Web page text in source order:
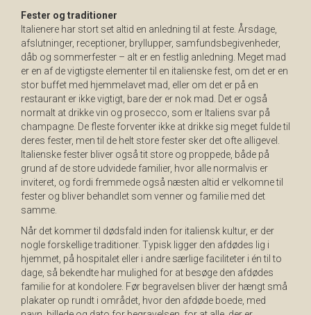
Fester og traditioner
Italienere har stort set altid en anledning til at feste. Årsdage,
afslutninger, receptioner, bryllupper, samfundsbegivenheder,
dåb og sommerfester – alt er en festlig anledning. Meget mad
er en af de vigtigste elementer til en italienske fest, om det er en
stor buffet med hjemmelavet mad, eller om det er på en
restaurant er ikke vigtigt, bare der er nok mad. Det er også
normalt at drikke vin og prosecco, som er Italiens svar på
champagne. De fleste forventer ikke at drikke sig meget fulde til
deres fester, men til de helt store fester sker det ofte alligevel.
Italienske fester bliver også tit store og proppede, både på
grund af de store udvidede familier, hvor alle normalvis er
inviteret, og fordi fremmede også næsten altid er velkomne til
fester og bliver behandlet som venner og familie med det
samme.
Når det kommer til dødsfald inden for italiensk kultur, er der
nogle forskellige traditioner. Typisk ligger den afdødes lig i
hjemmet, på hospitalet eller i andre særlige faciliteter i én til to
dage, så bekendte har mulighed for at besøge den afdødes
familie for at kondolere. Før begravelsen bliver der hængt små
plakater op rundt i området, hvor den afdøde boede, med